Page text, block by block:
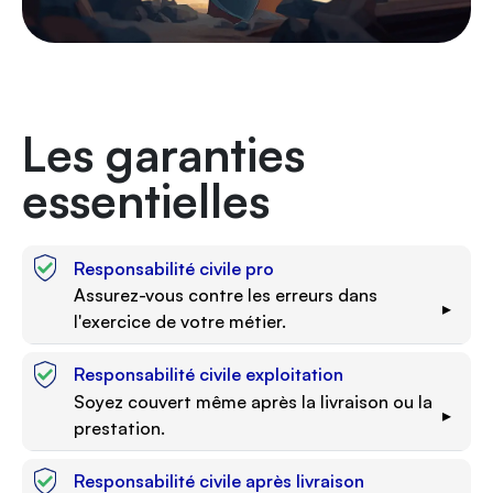
Les garanties
essentielles
Responsabilité civile pro
Assurez-vous contre les erreurs dans
l'exercice de votre métier.
▸
Vous êtes protégé en cas d'erreurs,
omissions ou négligences commises pendant
une prestation spécifique, entrainant un
préjudice à vos clients. Exemple : Une erreur
dans un conseil fourni à un client provoque
Responsabilité civile exploitation
Soyez couvert même après la livraison ou la
prestation.
▸
Cette garantie couvre les dommages
Responsabilité civile après livraison